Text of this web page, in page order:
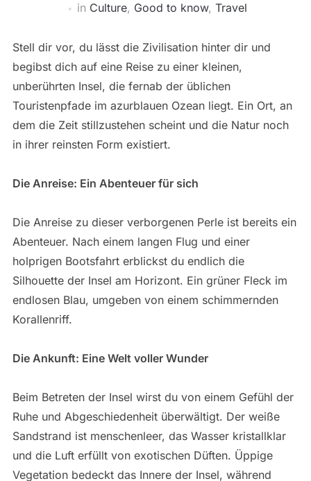
in Culture, Good to know, Travel
Stell dir vor, du lässt die Zivilisation hinter dir und
begibst dich auf eine Reise zu einer kleinen,
unberührten Insel, die fernab der üblichen
Touristenpfade im azurblauen Ozean liegt. Ein Ort, an
dem die Zeit stillzustehen scheint und die Natur noch
in ihrer reinsten Form existiert.
Die Anreise: Ein Abenteuer für sich
Die Anreise zu dieser verborgenen Perle ist bereits ein
Abenteuer. Nach einem langen Flug und einer
holprigen Bootsfahrt erblickst du endlich die
Silhouette der Insel am Horizont. Ein grüner Fleck im
endlosen Blau, umgeben von einem schimmernden
Korallenriff.
Die Ankunft: Eine Welt voller Wunder
Beim Betreten der Insel wirst du von einem Gefühl der
Ruhe und Abgeschiedenheit überwältigt. Der weiße
Sandstrand ist menschenleer, das Wasser kristallklar
und die Luft erfüllt von exotischen Düften. Üppige
Vegetation bedeckt das Innere der Insel, während